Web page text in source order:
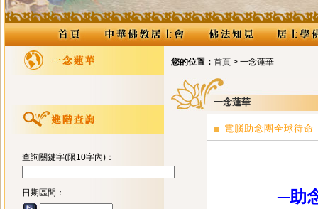
查詢關鍵字(限10字內)：
日期區間：
您的位置： 首頁 > 一念蓮華
一念蓮華
電腦助念團全球待
─助